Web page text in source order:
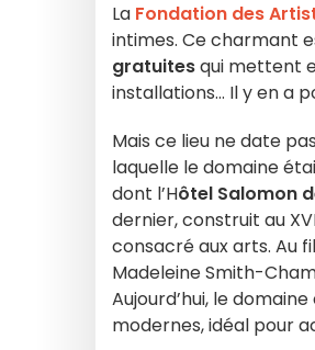
La Fondation des
intimes. Ce charmant
gratuitesqui mettent
installations… Il y en a
Mais ce lieu ne date
laquelle le domaine
dont l’Hôtel Salomon
dernier, construit au
consacré aux arts. Au
Madeleine Smith-
Aujourd’hui, le
modernes, idéal pour